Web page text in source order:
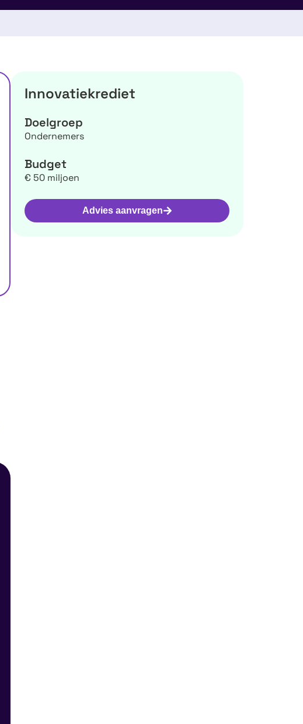
Innovatiekrediet
Doelgroep
Ondernemers
Budget
€ 50 miljoen
Advies aanvragen